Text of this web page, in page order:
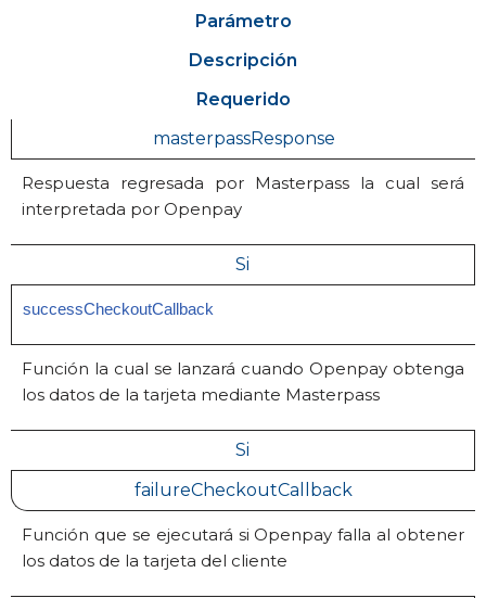
Parámetro
Descripción
Requerido
masterpassResponse
Respuesta regresada por Masterpass la cual será
interpretada por Openpay
Si
successCheckoutCallback
Función la cual se lanzará cuando Openpay obtenga
los datos de la tarjeta mediante Masterpass
Si
failureCheckoutCallback
Función que se ejecutará si Openpay falla al obtener
los datos de la tarjeta del cliente